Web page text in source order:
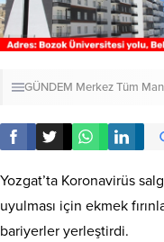
GÜNDEM MerkezTüm
Yozgat’ta Koronavirüs
uyulması için ekmek
bariyerler yerleştirdi.